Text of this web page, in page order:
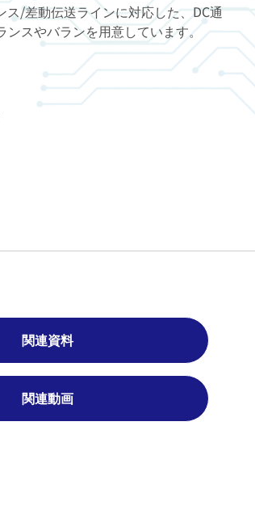
/差動伝送ラインに対応した、DC通
ンスやバランを用意しています。
関連資料
関連動画